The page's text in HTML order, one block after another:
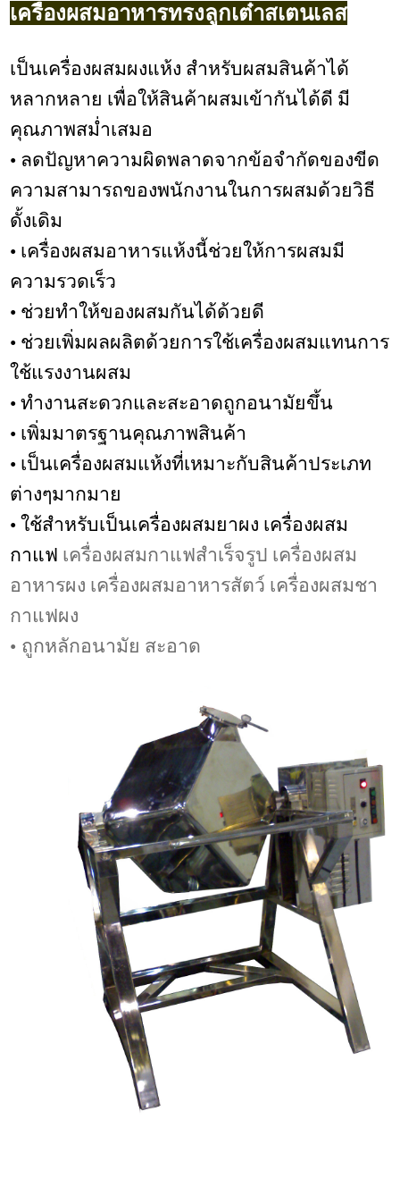
เครื่องผสมอาหารทรงลูกเต๋าสเตนเลส
เป็นเครื่องผสมผงแห้ง สำหรับผสมสินค้าได้
หลากหลาย เพื่อให้สินค้าผสมเข้ากันได้ดี มี
คุณภาพสม่ำเสมอ
• ลดปัญหาความผิดพลาดจากข้อจำกัดของขีด
ความสามารถของพนักงานในการผสมด้วยวิธี
ดั้งเดิม
• เครื่องผสมอาหารแห้งนี้ช่วยให้การผสมมี
ความรวดเร็ว
• ช่วยทำให้ของผสมกันได้ด้วยดี
• ช่วยเพิ่มผลผลิตด้วยการใช้เครื่องผสมแทนการ
ใช้แรงงานผสม
• ทำงานสะดวกและสะอาดถูกอนามัยขึ้น
• เพิ่มมาตรฐานคุณภาพสินค้า
• เป็นเครื่องผสมแห้งที่เหมาะกับสินค้าประเภท
ต่างๆมากมาย
• ใช้สำหรับเป็นเครื่องผสมยาผง เครื่องผสม
กาแฟ เครื่องผสมกาแฟสำเร็จรูป เครื่องผสม
อาหารผง เครื่องผสมอาหารสัตว์ เครื่องผสมชา
กาแฟผง
• ถูกหลักอนามัย สะอาด